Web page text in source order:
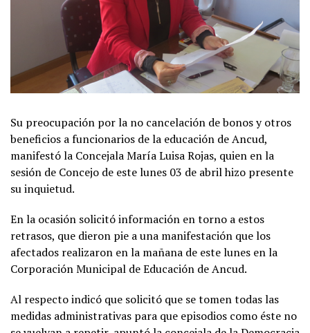
Su preocupación por la no cancelación de bonos y otros
beneficios a funcionarios de la educación de Ancud,
manifestó la Concejala María Luisa Rojas, quien en la
sesión de Concejo de este lunes 03 de abril hizo presente
su inquietud.
En la ocasión solicitó información en torno a estos
retrasos, que dieron pie a una manifestación que los
afectados realizaron en la mañana de este lunes en la
Corporación Municipal de Educación de Ancud.
Al respecto indicó que solicitó que se tomen todas las
medidas administrativas para que episodios como éste no